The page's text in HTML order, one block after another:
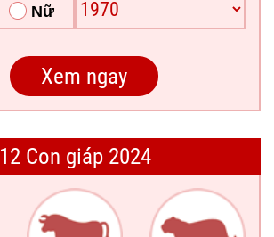
Nữ
12 Con giáp 2024